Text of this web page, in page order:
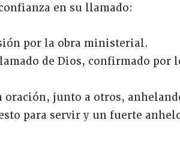
en su llamado:
por la obra ministerial.
de Dios, confirmado por
oración, junto a otros,
para servir y un fuerte